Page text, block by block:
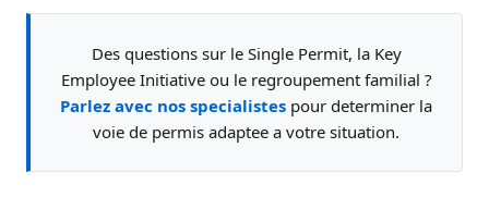
Des questions sur le Single Permit, la Key
Employee Initiative ou le regroupement familial ?
Parlez avec nos specialistes pour determiner la
voie de permis adaptee a votre situation.